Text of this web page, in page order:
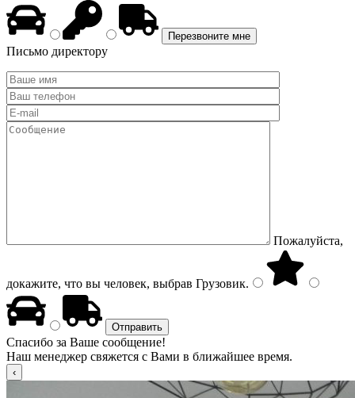
Письмо директору
Пожалуйста,
докажите, что вы человек, выбрав Грузовик.
Спасибо за Ваше сообщение!
Наш менеджер свяжется с Вами в ближайшее время.